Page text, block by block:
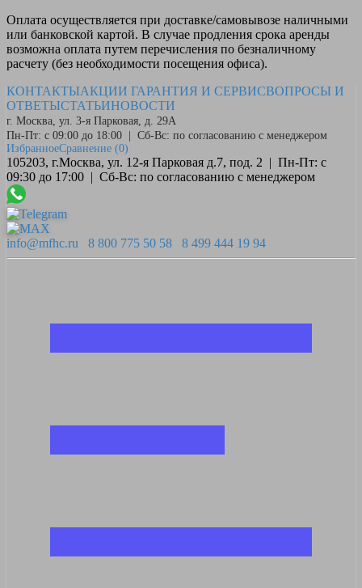
Оплата осуществляется при доставке/самовывозе наличными
или банковской картой. В случае продления срока аренды
возможна оплата путем перечисления по безналичному
расчету (без необходимости посещения офиса).
КОНТАКТЫАКЦИИ ГАРАНТИЯ И СЕРВИСВОПРОСЫ И
ОТВЕТЫСТАТЬИНОВОСТИ
г. Москва, ул. 3-я Парковая, д. 29А
Пн-Пт: с 09:00 до 18:00 | Сб-Вс: по согласованию с менеджером
ИзбранноеСравнение (0)
105203, г.Москва, ул. 12-я Парковая д.7, под. 2 | Пн-Пт: с
09:30 до 17:00 | Сб-Вс: по согласованию с менеджером
info@mfhc.ru 8 800 775 50 58 8 499 444 19 94